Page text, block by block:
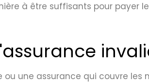
à être suffisants pour payer
ou une assurance qui couvre